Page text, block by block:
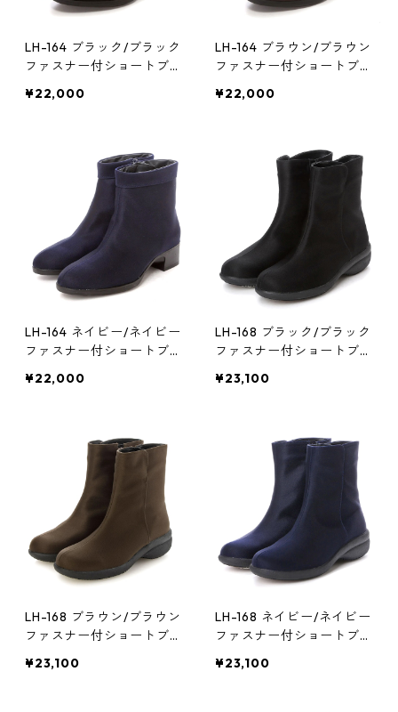
LH-164 ブラック/ブラック
ファスナー付ショートブー
水)
¥22,000
LH-164 ブラウン/ブラウン
ファスナー付ショートブー
水)
¥22,000
LH-164 ネイビー/ネイビー
ファスナー付ショートブー
水)
¥22,000
LH-168 ブラック/ブラック
ファスナー付ショートブー
水)
¥23,100
LH-168 ブラウン/ブラウン
ファスナー付ショートブー
水)
¥23,100
LH-168 ネイビー/ネイビー
ファスナー付ショートブー
水)
¥23,100